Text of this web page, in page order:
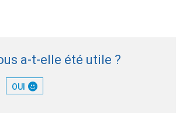
a-t-elle été utile ?
OUI